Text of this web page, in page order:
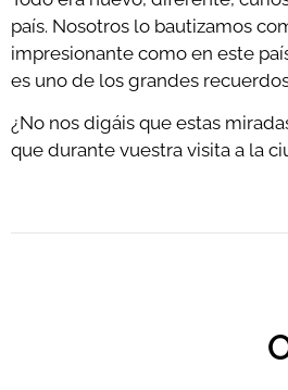
país. Nosotros lo bautizamos
impresionante como en este
es uno de los grandes
¿No nos digáis que estas
que durante vuestra visita a la